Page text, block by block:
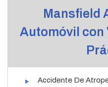
Mansfield
Automóvil con
Accidente De